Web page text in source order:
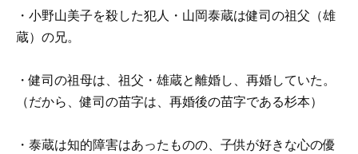
・小野山美子を殺した犯人・山岡泰蔵は健司の祖父（雄
蔵）の兄。
・健司の祖母は、祖父・雄蔵と離婚し、再婚していた。
（だから、健司の苗字は、再婚後の苗字である杉本）
・泰蔵は知的障害はあったものの、子供が好きな心の優